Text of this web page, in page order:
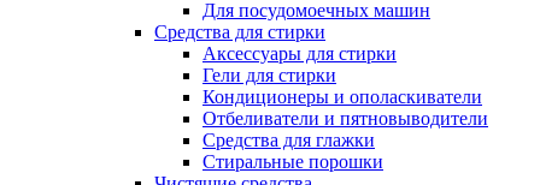
Для посудомоечных машин
Средства для стирки
Аксессуары для стирки
Гели для стирки
Кондиционеры и ополаскиватели
Отбеливатели и пятновыводители
Средства для глажки
Стиральные порошки